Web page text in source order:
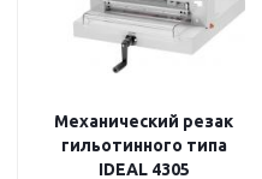
Механический резак
гильотинного типа
IDEAL 4305